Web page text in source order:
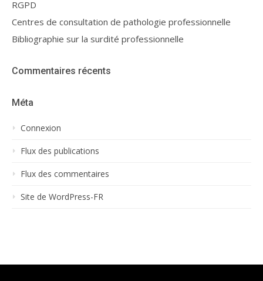
RGPD
Centres de consultation de pathologie professionnelle
Bibliographie sur la surdité professionnelle
Commentaires récents
Méta
Connexion
Flux des publications
Flux des commentaires
Site de WordPress-FR